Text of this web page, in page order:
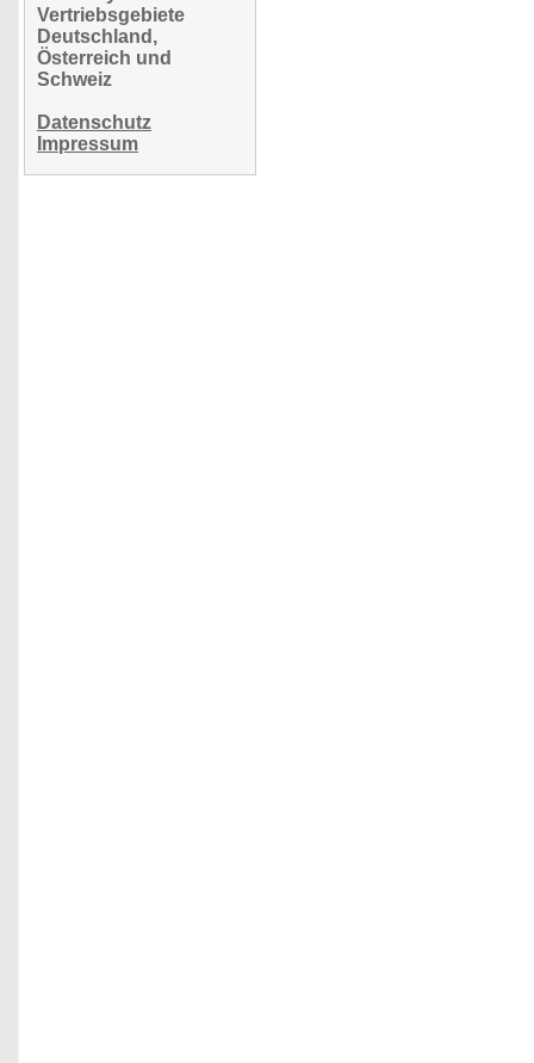
Vertriebsgebiete
Deutschland,
Österreich und
Schweiz
Datenschutz
Impressum